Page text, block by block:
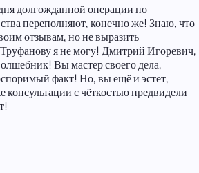
долгожданной операции по
переполняют, конечно же! Знаю, что
отзывам, но не выразить
Труфанову я не могу! Дмитрий Игоревич,
Вы мастер своего дела,
факт! Но, вы ещё и эстет,
консультации с чёткостью предвидели